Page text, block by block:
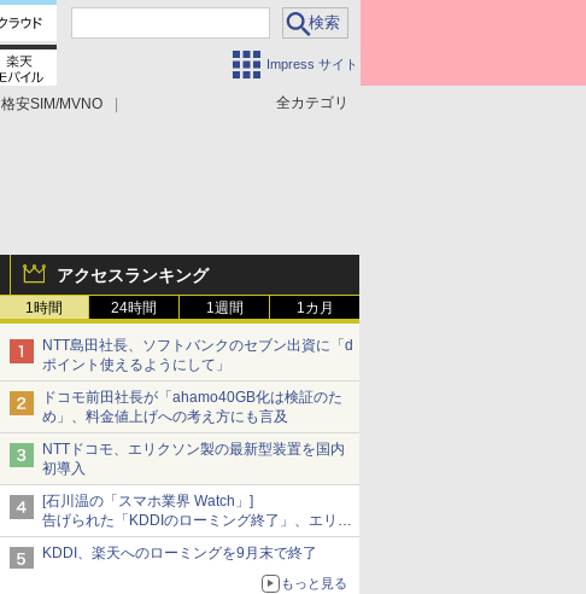
Impress サイト
全カテゴリ
格安SIM/MVNO
アクセスランキング
1時間 24時間 1週間 1カ月
NTT島田社長、ソフトバンクのセブン出資に「d
ポイント使えるようにして」
ドコモ前田社長が「ahamo40GB化は検証のた
め」、料金値上げへの考え方にも言及
NTTドコモ、エリクソン製の最新型装置を国内
初導入
[石川温の「スマホ業界 Watch」]
告げられた「KDDIのローミング終了」、エリア
マップの落とし穴と楽天モバイルの課題
KDDI、楽天へのローミングを9月末で終了
もっと見る